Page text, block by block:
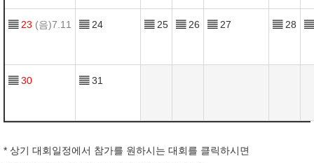
▤ 23 (음)7.11 ▤ 24 ▤ 25 ▤ 26 ▤ 27 ▤ 28 ▤
▤ 30 ▤ 31
* 상기 대회일정에서 참가를 원하시는 대회를 클릭하시면